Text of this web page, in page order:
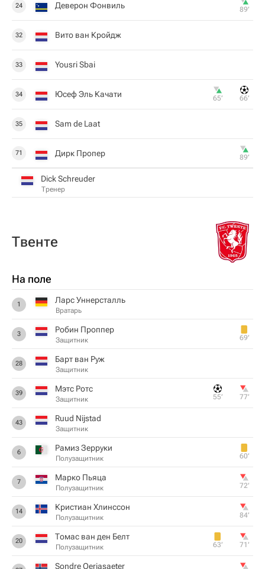
24 Деверон Фонвиль 89‎’‎
32 Вито ван Кройдж
33 Yousri Sbai
34 Юсеф Эль Качати 65‎’‎ 66‎’‎
35 Sam de Laat
71 Дирк Пропер 89‎’‎
Dick Schreuder
Тренер
Твенте
На поле
1 Ларс Уннерсталль
Вратарь
3 Робин Проппер
Защитник 69‎’‎
28 Барт ван Руж
Защитник
39 Мэтс Ротс
Защитник 55‎’‎ 77‎’‎
43 Ruud Nijstad
Защитник
6 Рамиз Зерруки
Полузащитник 60‎’‎
7 Марко Пьяца
Полузащитник 72‎’‎
14 Кристиан Хлинссон
Полузащитник 84‎’‎
20 Томас ван ден Белт
Полузащитник 63‎’‎ 71‎’‎
Sondre Oerjasaeter